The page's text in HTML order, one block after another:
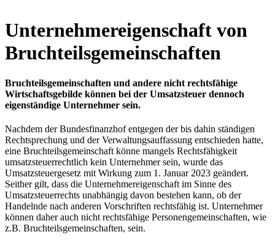
Unternehmereigenschaft von
Bruchteilsgemeinschaften
Bruchteilsgemeinschaften und andere nicht rechtsfähige
Wirtschaftsgebilde können bei der Umsatzsteuer dennoch
eigenständige Unternehmer sein.
Nachdem der Bundesfinanzhof entgegen der bis dahin ständigen
Rechtsprechung und der Verwaltungsauffassung entschieden hatte,
eine Bruchteilsgemeinschaft könne mangels Rechtsfähigkeit
umsatzsteuerrechtlich kein Unternehmer sein, wurde das
Umsatzsteuergesetz mit Wirkung zum 1. Januar 2023 geändert.
Seither gilt, dass die Unternehmereigenschaft im Sinne des
Umsatzsteuerrechts unabhängig davon bestehen kann, ob der
Handelnde nach anderen Vorschriften rechtsfähig ist. Unternehmer
können daher auch nicht rechtsfähige Personengemeinschaften, wie
z.B. Bruchteilsgemeinschaften, sein.